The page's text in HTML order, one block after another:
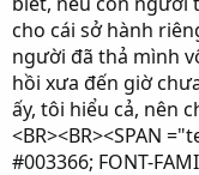
cho cái sở hành
người đã thả mình
hồi xưa đến giờ
ấy, tôi hiểu cả, nên
<BR><BR><SPAN
#003366; FONT-